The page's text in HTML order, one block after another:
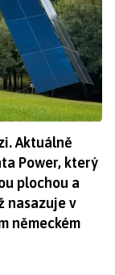
Aktuálně
Power, který
plochou a
nasazuje v
německém